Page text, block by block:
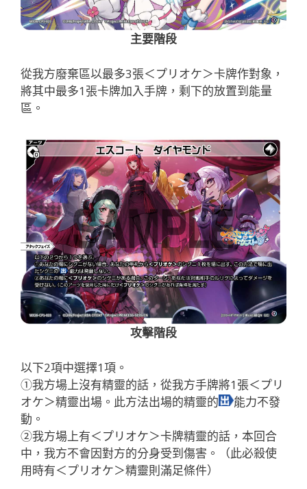
主要階段
從我方廢棄區以最多3張＜プリオケ＞卡牌作對象，
將其中最多1張卡牌加入手牌，剩下的放置到能量
區。
攻擊階段
以下2項中選擇1項。
①我方場上沒有精靈的話，從我方手牌將1張＜プリ
オケ＞精靈出場。此方法出場的精靈的
能力不發
動。
②我方場上有＜プリオケ＞卡牌精靈的話，本回合
中，我方不會因對方的分身受到傷害。（此必殺使
用時有＜プリオケ＞精靈則滿足條件）